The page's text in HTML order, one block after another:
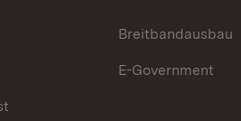
Breitbandausbau
E-Government